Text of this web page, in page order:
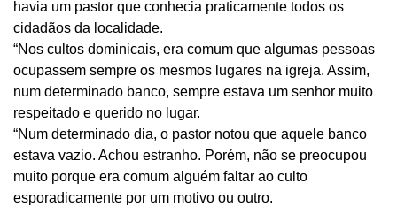
havia um pastor que conhecia praticamente todos os
cidadãos da localidade.
“Nos cultos dominicais, era comum que algumas pessoas
ocupassem sempre os mesmos lugares na igreja. Assim,
num determinado banco, sempre estava um senhor muito
respeitado e querido no lugar.
“Num determinado dia, o pastor notou que aquele banco
estava vazio. Achou estranho. Porém, não se preocupou
muito porque era comum alguém faltar ao culto
esporadicamente por um motivo ou outro.